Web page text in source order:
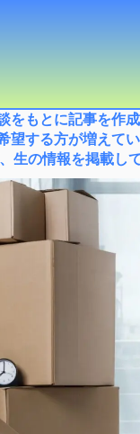
をもとに記事を作
望する方が増えて
生の情報を掲載し